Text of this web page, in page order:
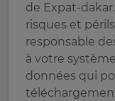
de Expat-
risques et
responsable
à votre
données qui